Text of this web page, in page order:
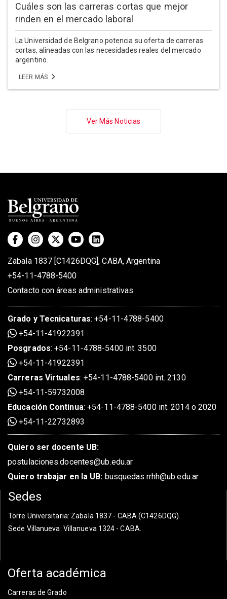
Cuáles son las carreras cortas que mejor
rinden en el mercado laboral
La Universidad de Belgrano potencia su oferta de carreras
cortas, alineadas con las necesidades reales del mercado
argentino.
LEER MÁS
Ver Más Noticias
Zabala 1837 [C1426DQG], CABA, Argentina
+54-11-4788-5400
Contacto con áreas administrativas
Grado y Tecnicaturas:+54-11-4788-5400
+54-11-41922391
Posgrados:+54-11-4788-5400 int. 3500
+54-11-41922391
Carreras Virtuales:+54-11-4788-5400 int. 2130
+54-11-59732008
Educación Continua:+54-11-4788-5400 int. 2014 o 2020
+54-11-22732893
Quiero ser docente UB:
postulaciones.docentes@ub.edu.ar
Quiero trabajar en la UB: busquedas.rrhh@ub.edu.ar
Sedes
Torre Universitaria: Zabala 1837 - CABA (C1426DQG).
Sede Villanueva: Villanueva 1324 - CABA.
Oferta académica
Carreras de Grado